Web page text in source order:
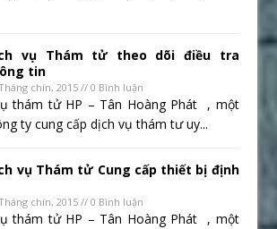
vụ Thám tử theo dõi điều tra
tin
chín, 2015 // 0 Bình luận
thám tử HP – Tân Hoàng Phát , một
ty cung cấp dịch vụ thám tư uy...
vụ Thám tử Cung cấp thiết bị định
chín, 2015 // 0 Bình luận
thám tử HP – Tân Hoàng Phát , một